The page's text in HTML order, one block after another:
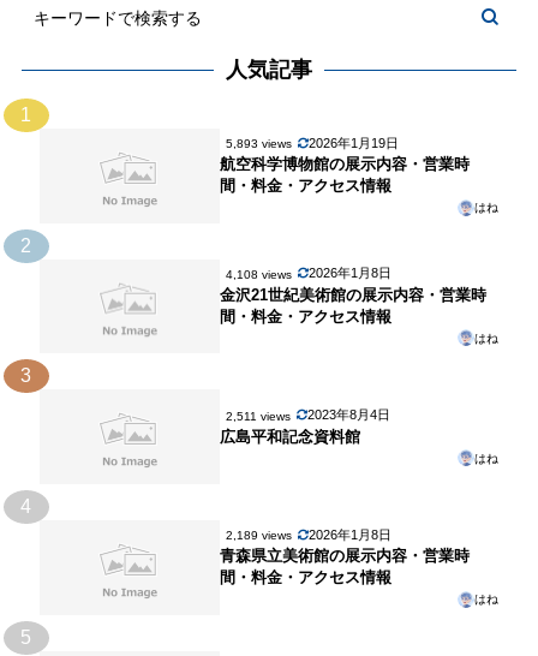
人気記事
1
5,893 views 2026年1月19日
航空科学博物館の展示内容・営業時
間・料金・アクセス情報
はね
2
4,108 views 2026年1月8日
金沢21世紀美術館の展示内容・営業時
間・料金・アクセス情報
はね
3
2,511 views 2023年8月4日
広島平和記念資料館
はね
4
2,189 views 2026年1月8日
青森県立美術館の展示内容・営業時
間・料金・アクセス情報
はね
5